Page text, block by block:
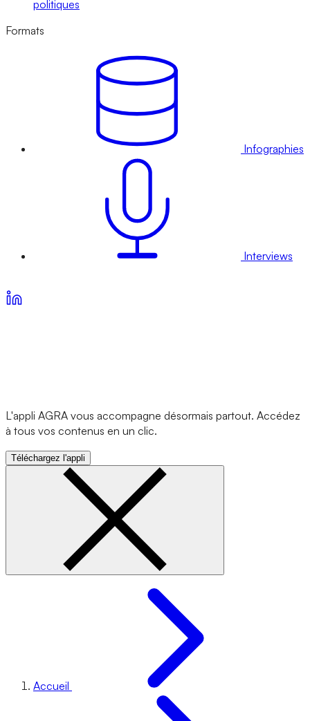
politiques
Formats
Infographies
Interviews
L'appli AGRA vous accompagne désormais partout. Accédez
à tous vos contenus en un clic.
Téléchargez l'appli
Accueil